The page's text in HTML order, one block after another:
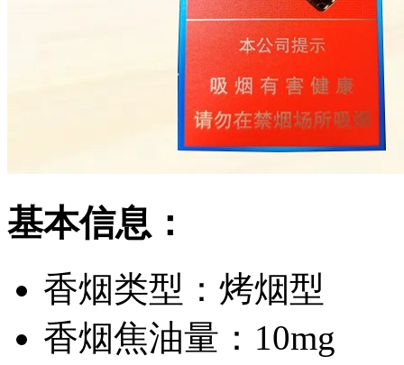
基本信息：
香烟类型： 烤烟型
香烟焦油量： 10mg